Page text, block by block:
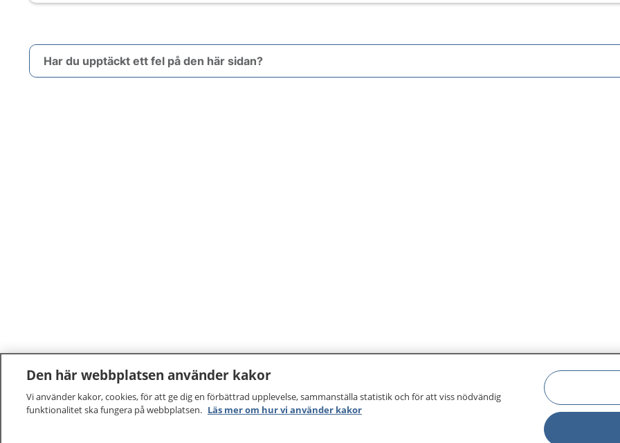
Har du upptäckt ett fel på den här sidan?
Den här webbplatsen använder kakor
Vi använder kakor, cookies, för att ge dig en förbättrad upplevelse, sammanställa statistik och för att viss nödvändig
funktionalitet ska fungera på webbplatsen. Läs mer om hur vi använder kakor